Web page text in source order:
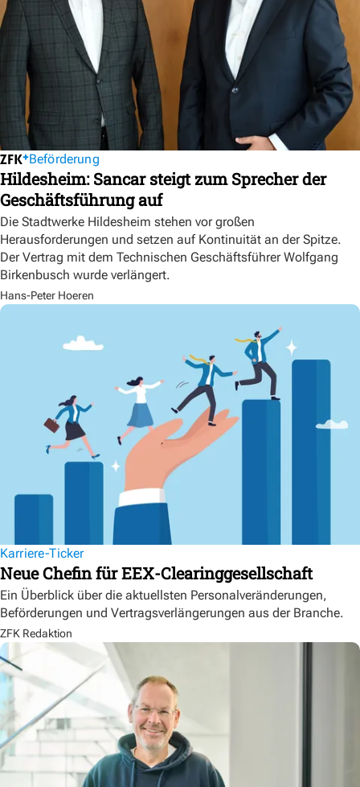
Beförderung
Hildesheim: Sancar steigt zum Sprecher der
Geschäftsführung auf
Die Stadtwerke Hildesheim stehen vor großen
Herausforderungen und setzen auf Kontinuität an der Spitze.
Der Vertrag mit dem Technischen Geschäftsführer Wolfgang
Birkenbusch wurde verlängert.
Hans-Peter Hoeren
Karriere-Ticker
Neue Chefin für EEX-Clearinggesellschaft
Ein Überblick über die aktuellsten Personalveränderungen,
Beförderungen und Vertragsverlängerungen aus der Branche.
ZFK Redaktion